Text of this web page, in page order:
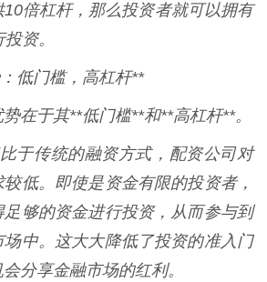
倍杠杆，那么投资者就可以拥有
资。
低门槛，高杠杆**
在于其**低门槛**和**高杠杆**。
于传统的融资方式，配资公司对
低。即使是资金有限的投资者，
足够的资金进行投资，从而参与到
场中。这大大降低了投资的准入门
分享金融市场的红利。